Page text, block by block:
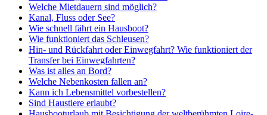
Welche Mietdauern sind möglich?
Kanal, Fluss oder See?
Wie schnell fährt ein Hausboot?
Wie funktioniert das Schleusen?
Hin- und Rückfahrt oder Einwegfahrt? Wie funktioniert der
Transfer bei Einwegfahrten?
Was ist alles an Bord?
Welche Nebenkosten fallen an?
Kann ich Lebensmittel vorbestellen?
Sind Haustiere erlaubt?